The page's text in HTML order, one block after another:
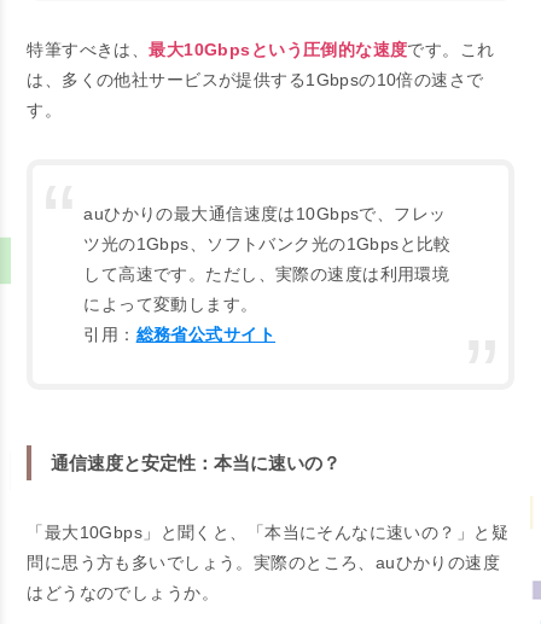
特筆すべきは、最大10Gbpsという圧倒的な速度です。これ
は、多くの他社サービスが提供する1Gbpsの10倍の速さで
す。
auひかりの最大通信速度は10Gbpsで、フレッ
ツ光の1Gbps、ソフトバンク光の1Gbpsと比較
して高速です。ただし、実際の速度は利用環境
によって変動します。
引用： 総務省公式サイト
通信速度と安定性：本当に速いの？
「最大10Gbps」と聞くと、「本当にそんなに速いの？」と疑
問に思う方も多いでしょう。実際のところ、auひかりの速度
はどうなのでしょうか。